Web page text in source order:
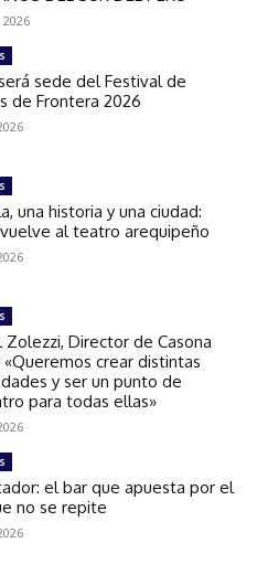
sede del Festival de
de Frontera 2026
una historia y una ciudad:
vuelve al teatro arequipeño
Zolezzi, Director de Casona
«Queremos crear distintas
y ser un punto de
para todas ellas»
el bar que apuesta por el
no se repite